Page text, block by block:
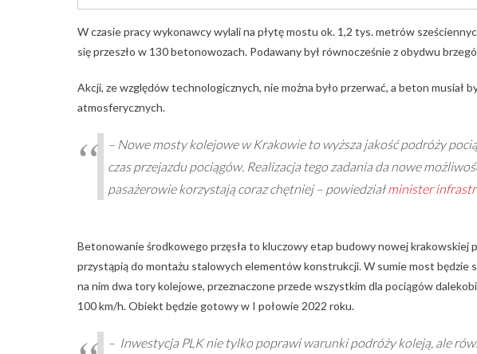
W czasie pracy wykonawcy wylali na płytę mostu ok. 1,2 tys. metrów
się przeszło w 130 betonowozach. Podawany był równocześnie z obydwu
Akcji, ze względów technologicznych, nie można było przerwać, a beton musiał
atmosferycznych.
– Nowe mosty kolejowe w Krakowie to wyższa jakość podróży
czas przejazdu pociągów. Realizacja tego zadania da nowe
pasażerowie korzystają coraz chętniej – powiedziałminister
Betonowanie środkowego przęsła to kluczowy etap budowy nowej krakowskiej
przystąpią do montażu stalowych elementów konstrukcji. W sumie most będzie
na nim dwa tory kolejowe, przeznaczone przede wszystkim dla pociągów
100 km/h. Obiekt będzie gotowy w I połowie 2022 roku.
– Inwestycja PLK nie tylko poprawi warunki podróży koleją, ale